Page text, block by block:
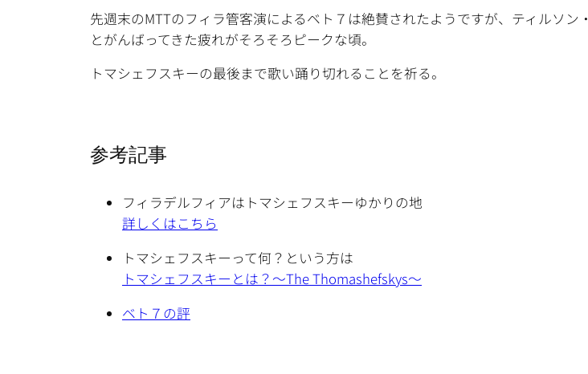
先週末のMTTのフィラ管客演によるベト７は絶賛されたようですが、ティルソ
とがんばってきた疲れがそろそろピークな頃。
トマシェフスキーの最後まで歌い踊り切れることを祈る。
参考記事
フィラデルフィアはトマシェフスキーゆかりの地
詳しくはこちら
トマシェフスキーって何？という方は
トマシェフスキーとは？～The Thomashefskys～
ベト７の評